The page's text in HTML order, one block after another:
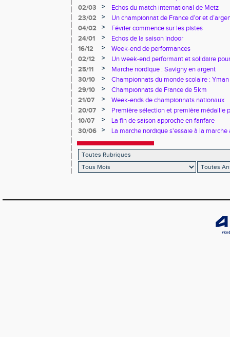
02/03
>
Echos du match international de Metz
23/02
>
Un championnat de France d’or et
04/02
>
Février commence sur les pistes
24/01
>
Echos de la saison indoor
16/12
>
Week-end de performances
02/12
>
Un week-end performant et solidaire
25/11
>
Marche nordique : Savigny en argent
30/10
>
Championnats du monde scolaire :
bronze
29/10 >
Championnats de France de 5km
21/07
>
Week-ends de championnats nationaux
20/07
>
Première sélection et première médaille
10/07
>
La fin de saison approche en fanfare
30/06
> La marche nordique s'essaie à la